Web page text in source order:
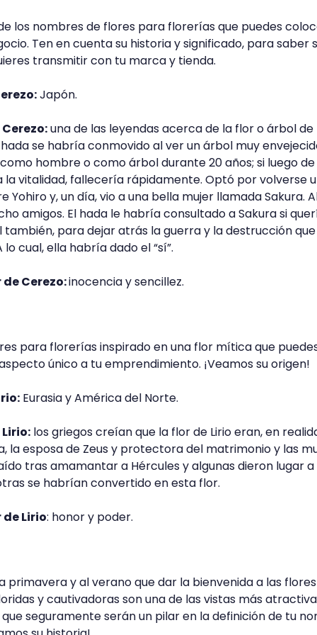
los nombres de flores para florerías que puedes
Ten en cuenta su historia y significado, para saber
transmitir con tu marca y tienda.
Japón.
una de las leyendas acerca de la flor o árbol de
se habría conmovido al ver un árbol muy
hombre o como árbol durante 20 años; si luego
vitalidad, fallecería rápidamente. Optó por volverse
Yohiro y, un día, vio a una bella mujer llamada Sakura.
amigos. El hada le habría consultado a Sakura si
para dejar atrás la guerra y la destrucción que
cual, ella habría dado el “sí”.
Cerezo:inocencia y sencillez.
para florerías inspirado en una flor mítica que
único a tu emprendimiento. ¡Veamos su origen!
Eurasia y América del Norte.
los griegos creían que la flor de Lirio eran, en
la esposa de Zeus y protectora del matrimonio y las
tras amamantar a Hércules y algunas dieron lugar a
se habrían convertido en esta flor.
Lirio: honor y poder.
primavera y al verano que dar la bienvenida a las
y cautivadoras son una de las vistas más
seguramente serán un pilar en la definición de tu